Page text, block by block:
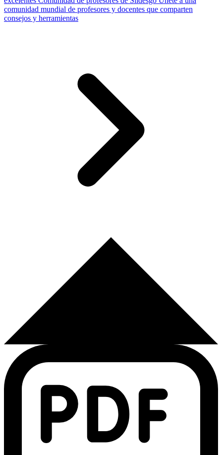
comunidad mundial de profesores y docentes que comparten
consejos y herramientas